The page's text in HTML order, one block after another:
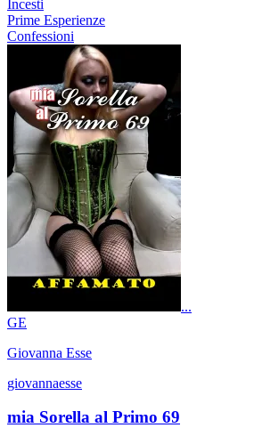
Incesti
Prime Esperienze
Confessioni
...
GE
Giovanna Esse
giovannaesse
mia Sorella al Primo 69